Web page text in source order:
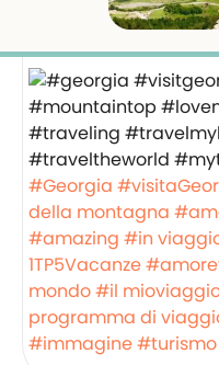
#Georgia
della montagna
#amazing #in
1TP5Vacanze
mondo#il
programma di
#immagine#turismo